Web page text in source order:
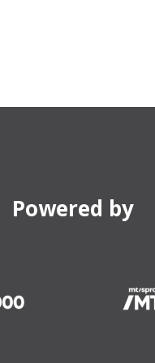
Powered by